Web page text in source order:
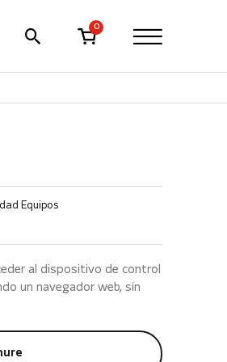
0
Equipos
al dispositivo de control
un navegador web, sin